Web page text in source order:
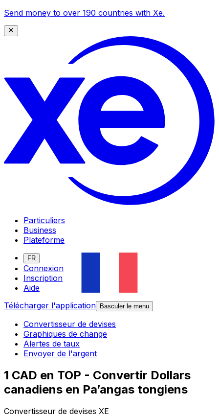
Send money to over 190 countries with Xe.
Particuliers
Business
Plateforme
FR
Connexion
Inscription
Aide
Télécharger l'application
Basculer le menu
Convertisseur de devises
Graphiques de change
Alertes de taux
Envoyer de l'argent
1 CAD en TOP - Convertir Dollars
canadiens en Pa’angas tongiens
Convertisseur de devises XE